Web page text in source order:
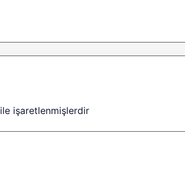
ile işaretlenmişlerdir